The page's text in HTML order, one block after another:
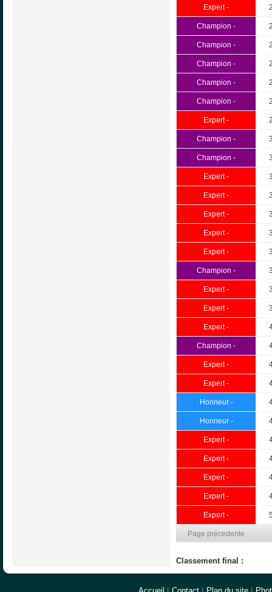
Expert -
Champion -
Champion -
Champion -
Champion -
Champion -
Expert -
Champion -
Champion -
Expert -
Expert -
Expert -
Expert -
Expert -
Champion -
Expert -
Expert -
Expert -
Champion -
Expert -
Expert -
Honneur -
Honneur -
Expert -
Expert -
Expert -
Expert -
Expert -
Page précedente
Classement final :